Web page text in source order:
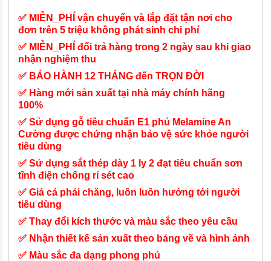
✅ MIỄN_PHÍ vận chuyển và lắp đặt tận nơi cho
đơn trên 5 triệu không phát sinh chi phí
✅ MIỄN_PHÍ đổi trả hàng trong 2 ngày sau khi giao
nhận nghiệm thu
✅ BẢO HÀNH 12 THÁNG đến TRỌN ĐỜI
✅ Hàng mới sản xuất tại nhà máy chính hãng
100%
✅ Sử dụng gỗ tiêu chuẩn E1 phủ Melamine An
Cường được chứng nhận bảo vệ sức khỏe người
tiêu dùng
✅ Sử dụng sắt thép dày 1 ly 2 đạt tiêu chuẩn sơn
tĩnh điện chống rỉ sét cao
✅ Giá cả phải chăng, luôn luôn hướng tới người
tiêu dùng
✅ Thay đổi kích thước và màu sắc theo yêu cầu
✅ Nhận thiết kế sản xuất theo bảng vẽ và hình ảnh
✅ Màu sắc đa dạng phong phú